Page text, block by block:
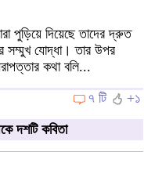
পুড়িয়ে দিয়েছে তাদের দ্রুত
যোদ্ধা। তার উপর
কথা বলি...
৭ টি
+১
দশটি কবিতা